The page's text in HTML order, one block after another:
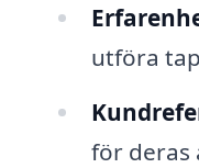
utföra
för deras